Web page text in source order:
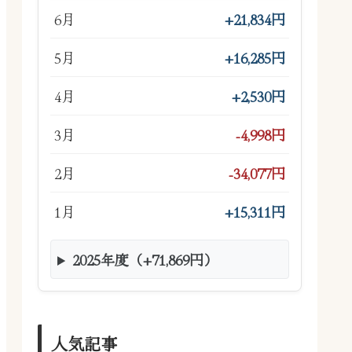
6月
+21,834円
5月
+16,285円
4月
+2,530円
3月
-4,998円
2月
-34,077円
1月
+15,311円
2025年度（+71,869円）
人気記事